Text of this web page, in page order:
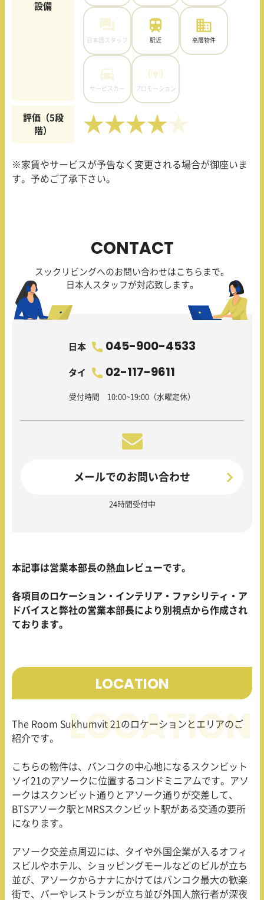
設備
日本語スタッフ 駅近 高層物件
サービスカー プロモーション
評価（5段
階）
★★★★
※家賃やサービスが予告なく変更される場合が御座いま
す。予めご了承下さい。
CONTACT
スックリビングへのお問い合わせはこちらまで。
日本人スタッフが対応致します。
日本 045-900-4533
タイ 02-117-9611
受付時間 10:00~19:00（水曜定休）
メールでのお問い合わせ
24時間受付中
本記事は営業本部長の熱血レビューです。
各項目のロケーション・インテリア・ファシリティ・ア
ドバイスと弊社の営業本部長により別視点から作成され
ております。
LOCATION
The Room Sukhumvit 21 のロケーションとエリアのご
紹介です。
こちらの物件は、バンコクの中心地になるスクンビット
ソイ21 のアソークに位置するコンドミニアムです。アソ
ークはスクンビット通りとアソーク通りが交差して、
BTSアソーク駅と MRSスクンビット駅がある交通の要所
になります。
アソーク交差点周辺には、タイや外国企業が入るオフィ
スビルやホテル、ショッピングモールなどのビルが立ち
並び、アソークからナナにかけてはバンコク最大の歓楽
街で、バーやレストランが立ち並び外国人旅行者が深夜